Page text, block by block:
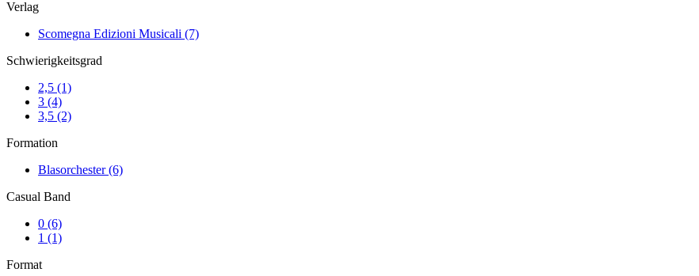
Verlag
Scomegna Edizioni Musicali (7)
Schwierigkeitsgrad
2,5 (1)
3 (4)
3,5 (2)
Formation
Blasorchester(6)
Casual Band
0 (6)
1 (1)
Format